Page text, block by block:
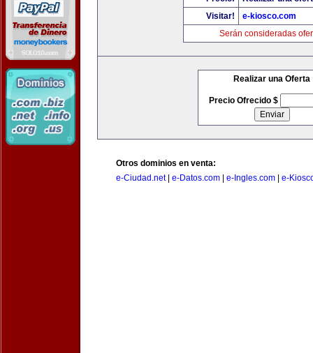
Visitar!
e-kiosco.com
Serán consideradas
Realizar una Oferta
Precio Ofrecido $
Otros dominios en venta:
e-Ciudad.net| e-Datos.com e-Ingles.com e-